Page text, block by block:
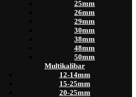
25mm
26mm
29mm
30mm
38mm
48mm
50mm
Multikalibar
12-14mm
15-25mm
20-25mm